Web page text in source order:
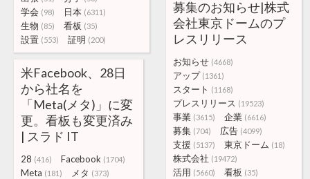
学会 (98) 日本 (6311)
生物 (85) 看板 (35)
設置 (553) 証明 (200)
募集のお知らせ|株式
会社東京ドームのプ
レスリリース
お知らせ (4668)
アップ (1361)
スタート (1168)
プレスリリース (19523)
事業 (3615) 企業 (6616)
募集 (704) 広告 (4099)
支援 (5137) 東京ドーム (18)
株式会社 (19472)
活用 (5660) 看板 (35)
米Facebook、28日
から社名を
「Meta(メタ)」に変
更。看板も変更済み
| スラド IT
28 (416) Facebook (1704)
Meta (181) メタ (373)